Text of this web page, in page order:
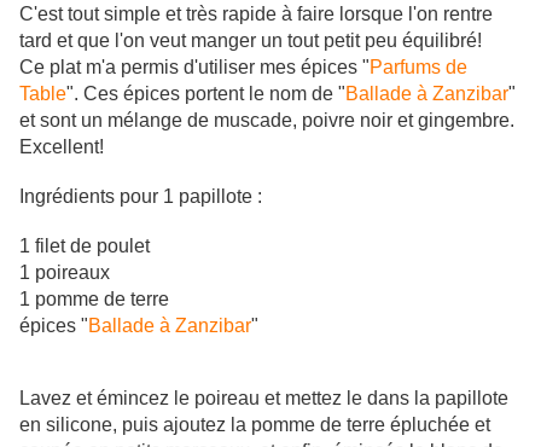
C'est tout simple et très rapide à faire lorsque l'on rentre
tard et que l'on veut manger un tout petit peu équilibré!
Ce plat m'a permis d'utiliser mes épices "Parfums de
Table". Ces épices portent le nom de "Ballade à Zanzibar"
et sont un mélange de muscade, poivre noir et gingembre.
Excellent!
Ingrédients pour 1 papillote :
1 filet de poulet
1 poireaux
1 pomme de terre
épices "Ballade à Zanzibar"
Lavez et émincez le poireau et mettez le dans la papillote
en silicone, puis ajoutez la pomme de terre épluchée et